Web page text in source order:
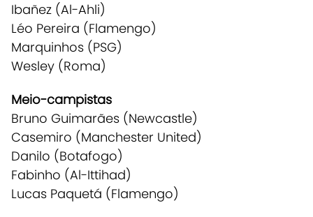
Ibañez (Al-Ahli)
Léo Pereira (Flamengo)
Marquinhos (PSG)
Wesley (Roma)
Meio-campistas
Bruno Guimarães (Newcastle)
Casemiro (Manchester United)
Danilo (Botafogo)
Fabinho (Al-Ittihad)
Lucas Paquetá (Flamengo)